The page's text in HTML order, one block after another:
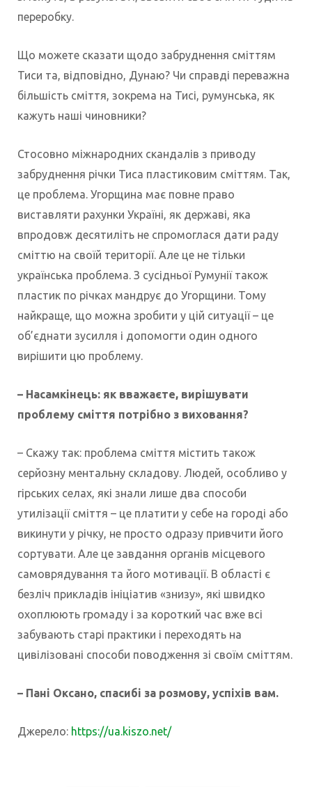
переробку.
Що можете сказати щодо забруднення сміттям
Тиси та, відповідно, Дунаю? Чи справді переважна
більшість сміття, зокрема на Тисі, румунська, як
кажуть наші чиновники?
Стосовно міжнародних скандалів з приводу
забруднення річки Тиса пластиковим сміттям. Так,
це проблема. Угорщина має повне право
виставляти рахунки Україні, як державі, яка
впродовж десятиліть не спромоглася дати раду
сміттю на своїй території. Але це не тільки
українська проблема. З сусідньої Румунії також
пластик по річках мандрує до Угорщини. Тому
найкраще, що можна зробити у цій ситуації – це
об’єднати зусилля і допомогти один одного
вирішити цю проблему.
– Насамкінець: як вважаєте, вирішувати
проблему сміття потрібно з виховання?
– Скажу так: проблема сміття містить також
серйозну ментальну складову. Людей, особливо у
гірських селах, які знали лише два способи
утилізації сміття – це платити у себе на городі або
викинути у річку, не просто одразу привчити його
сортувати. Але це завдання органів місцевого
самоврядування та його мотивації. В області є
безліч прикладів ініціатив «знизу», які швидко
охоплюють громаду і за короткий час вже всі
забувають старі практики і переходять на
цивілізовані способи поводження зі своїм сміттям.
– Пані Оксано, спасибі за розмову, успіхів вам.
Джерело: https://ua.kiszo.net/